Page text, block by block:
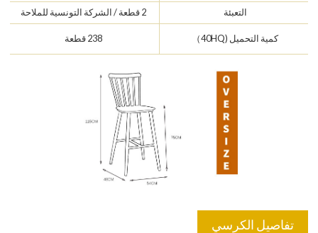
التعبئة 2 قطعة / الشركة التونسية للملاحة
كمية التحميل (40HQ） 238 قطعة
تفاصيل الكرسي